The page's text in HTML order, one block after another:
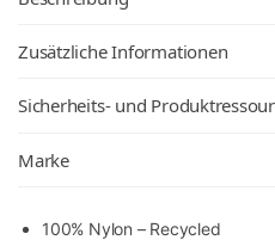
Zusätzliche Informationen
Sicherheits- und
Marke
100% Nylon – Recycled